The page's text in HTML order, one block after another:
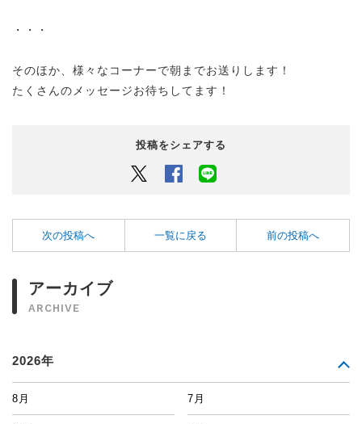
・・・
そのほか、様々なコーナーで朝までお送りします！
たくさんのメッセージお待ちしてます！
投稿をシェアする
Twitter Facebook
次の投稿へ 一覧に戻る 前の投稿へ
アーカイブ
ARCHIVE
2026年
8月 7月